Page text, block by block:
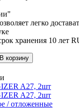
легко
хранения 10 лет
/ отложенные